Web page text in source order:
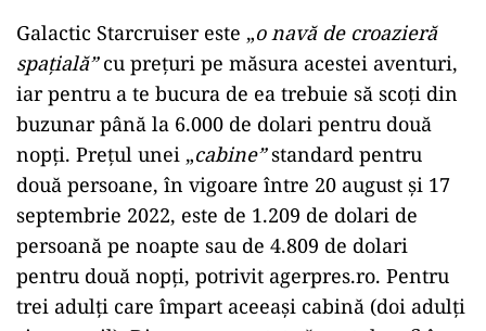
Galactic Starcruiser este „o navă de croazieră
spaţială”cu preţuri pe măsura acestei aventuri,
iar pentru a te bucura de ea trebuie să scoţi din
buzunar până la 6.000 de dolari pentru două
nopţi. Preţul unei „cabine”standard pentru
două persoane, în vigoare între 20 august şi 17
septembrie 2022, este de 1.209 de dolari de
persoană pe noapte sau de 4.809 de dolari
pentru două nopţi, potrivit agerpres.ro. Pentru
trei adulţi care împart aceeaşi cabină (doi adulţi